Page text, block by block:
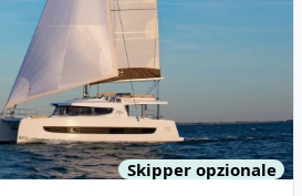
Skipper opzionale